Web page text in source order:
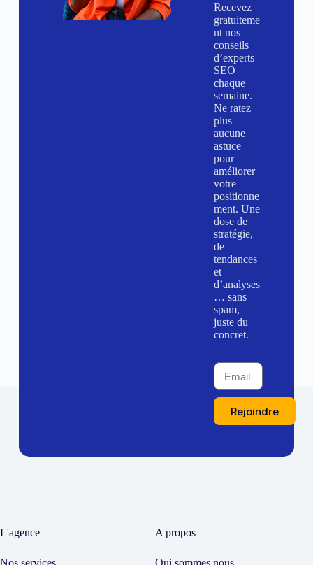
Recevez
gratuiteme
nt nos
conseils
d’experts
SEO
chaque
semaine.
Ne ratez
plus
aucune
astuce
pour
améliorer
votre
positionne
ment. Une
dose de
stratégie,
de
tendances
et
d’analyses
… sans
spam,
juste du
concret.
Rejoindre
L'agence A propos